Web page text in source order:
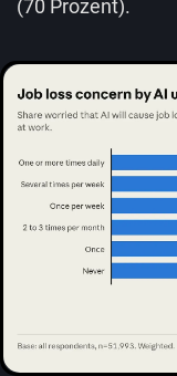
(70 Prozent).